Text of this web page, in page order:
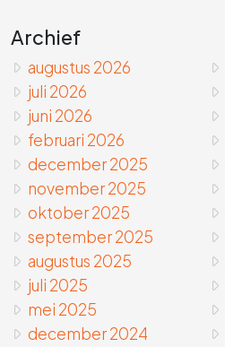
Archief
augustus 2026
juli 2026
juni 2026
februari 2026
december 2025
november 2025
oktober 2025
september 2025
augustus 2025
juli 2025
mei 2025
december 2024